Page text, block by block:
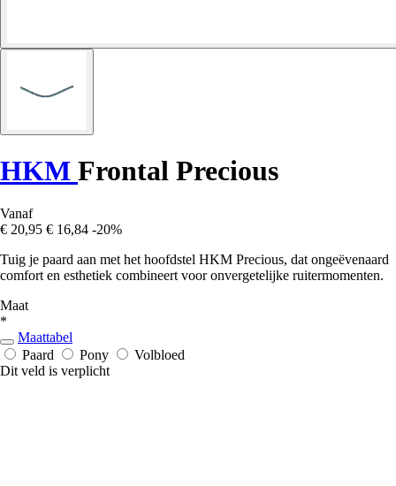
HKM Frontal Precious
Vanaf
€ 20,95 € 16,84 -20%
Tuig je paard aan met het hoofdstel HKM Precious, dat ongeëvenaard
comfort en esthetiek combineert voor onvergetelijke ruitermomenten.
Maat
*
Maattabel
Paard
Pony
Volbloed
Dit veld is verplicht